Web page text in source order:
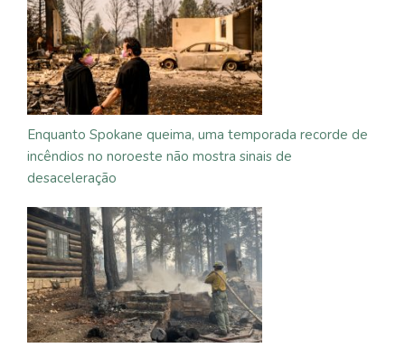
Enquanto Spokane queima, uma temporada recorde de
incêndios no noroeste não mostra sinais de
desaceleração